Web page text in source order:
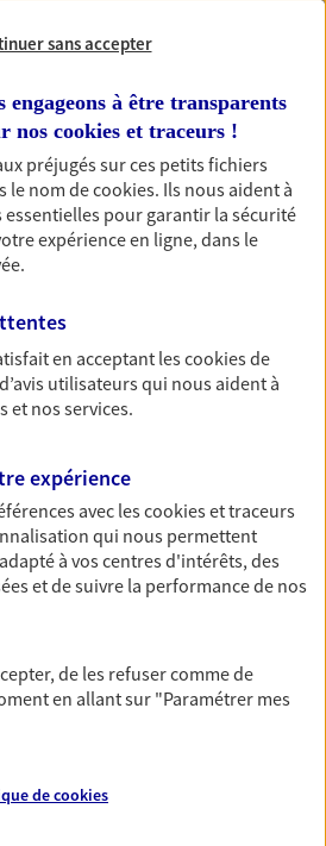
grâce à votre épargne : achat
enfants ou voyage autour
à votre rythme et
profil.
ce nouveau chapitre de
d'un expert. Découvrez
Epargne Retraite)
pour la retraite.
de santé ainsi que celles de
complémentaire santé qui
sans accepter
engageons à être transparents
nos cookies et traceurs !
préjugés sur ces petits fichiers
le nom decookies. Ils nous aident à
pour garantir la sécurité
expérience en ligne, dans le
en acceptant lescookiesde
utilisateurs qui nous aident à
et nos services.
expérience
avec lescookies et traceurs
qui nous permettent
à vos centres d'intérêts, des
et de suivre la performance de nos
de les refuser comme de
en allant sur "Paramétrer mes
decookies